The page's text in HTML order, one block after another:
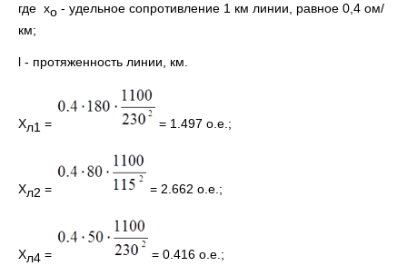
где xo - удельное сопротивление 1 км линии, равное 0,4 ом/
км;
l - протяженность линии, км.
Хл1 = = 1.497 о.е.;
Хл2 = = 2.662 о.е.;
Хл4 = = 0.416 о.е.;